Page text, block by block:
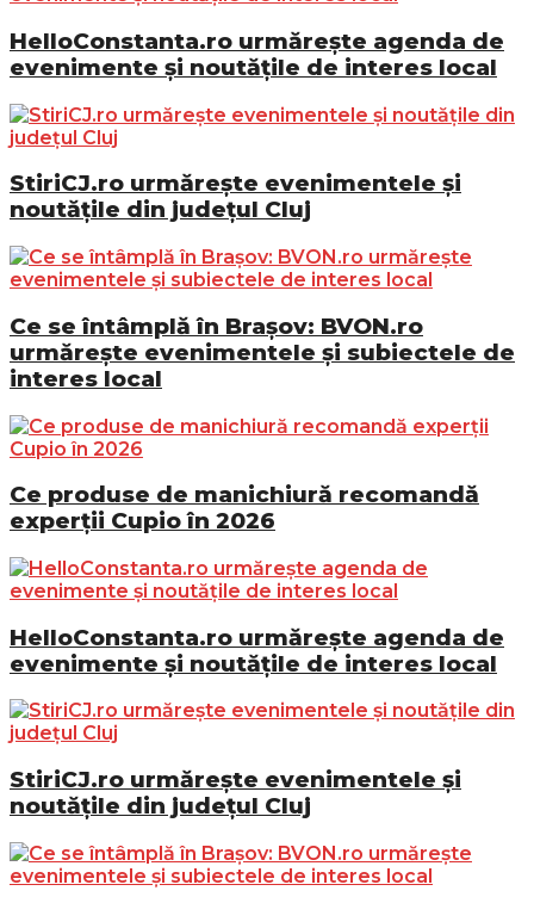
HelloConstanta.ro urmărește agenda de
evenimente și noutățile de interes local
StiriCJ.ro urmărește evenimentele și
noutățile din județul Cluj
Ce se întâmplă în Brașov: BVON.ro
urmărește evenimentele și subiectele de
interes local
Ce produse de manichiură recomandă
experții Cupio în 2026
HelloConstanta.ro urmărește agenda de
evenimente și noutățile de interes local
StiriCJ.ro urmărește evenimentele și
noutățile din județul Cluj